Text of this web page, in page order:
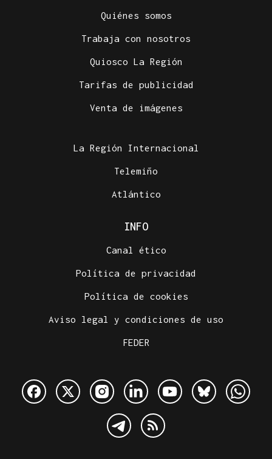
Quiénes somos
Trabaja con nosotros
Quiosco La Región
Tarifas de publicidad
Venta de imágenes
La Región Internacional
Telemiño
Atlántico
INFO
Canal ético
Política de privacidad
Política de cookies
Aviso legal y condiciones de uso
FEDER